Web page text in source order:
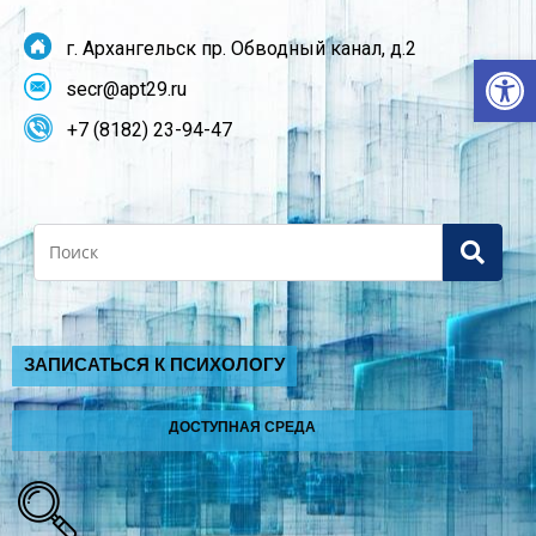
г. Архангельск пр. Обводный канал, д.2
secr@apt29.ru
+7 (8182) 23-94-47
Search
ЗАПИСАТЬСЯ К ПСИХОЛОГУ
ДОСТУПНАЯ СРЕДА